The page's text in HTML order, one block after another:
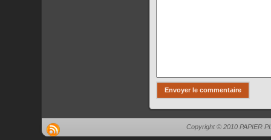
Copyright © 2010 PAPIER